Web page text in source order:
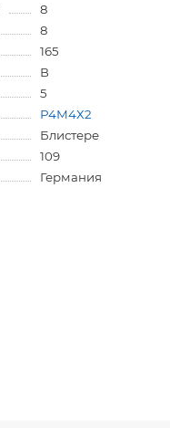
8
8
165
В
5
Р4М4Х2
Блистере
109
Германия